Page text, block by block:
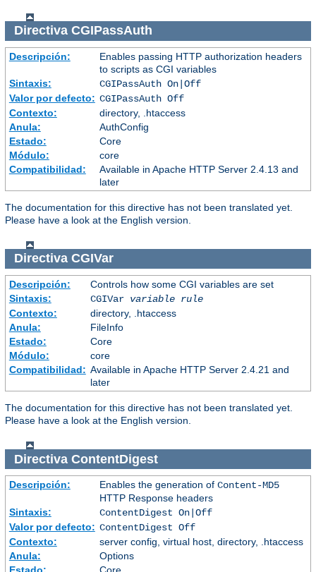
Directiva CGIPassAuth
Descripción:
Enables passing HTTP authorization headers
to scripts as CGI variables
Sintaxis:
CGIPassAuth On|Off
Valor por defecto: CGIPassAuth Off
Contexto:
directory, .htaccess
Anula:
AuthConfig
Estado:
Core
Módulo:
core
Compatibilidad:
Available in Apache HTTP Server 2.4.13 and
later
The documentation for this directive has not been translated yet.
Please have a look at the English version.
Directiva CGIVar
Descripción:
Controls how some CGI variables are set
Sintaxis:
CGIVar variable rule
Contexto:
directory, .htaccess
Anula:
FileInfo
Estado:
Core
Módulo:
core
Compatibilidad: Available in Apache HTTP Server 2.4.21 and
later
The documentation for this directive has not been translated yet.
Please have a look at the English version.
Directiva ContentDigest
Descripción: Enables the generation of Content-MD5
HTTP Response headers
Sintaxis:
ContentDigest On|Off
Valor por defecto: ContentDigest Off
Contexto:
server config, virtual host, directory, .htaccess
Anula:
Options